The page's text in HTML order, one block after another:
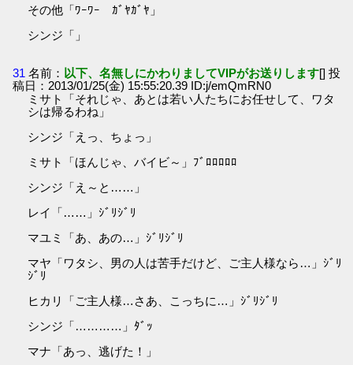
その他「ﾜｰﾜｰ ｶﾞﾔｶﾞﾔ」
シンジ「」
31 名前： 以下、名無しにかわりましてVIPがお送りします[] 投
稿日：2013/01/25(金) 15:55:20.39 ID:j/emQmRN0
ミサト「それじゃ、あとは若い人たちにお任せして、ワタ
シは帰るわね」
シンジ「えっ、ちょっ」
ミサト「ほんじゃ、バイビ～」ﾌﾞﾛﾛﾛﾛﾛ
シンジ「え～と……」
レイ「……」ｼﾞﾘｼﾞﾘ
マユミ「あ、あの…」ｼﾞﾘｼﾞﾘ
マヤ「ワタシ、男の人は苦手だけど、ご主人様なら…」ｼﾞﾘ
ｼﾞﾘ
ヒカリ「ご主人様…さあ、こっちに…」ｼﾞﾘｼﾞﾘ
シンジ「…………」ﾀﾞｯ
マナ「あっ、逃げた！」